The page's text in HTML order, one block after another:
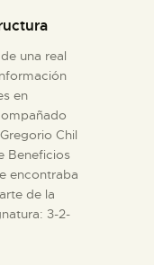
una real
en
Chil
Beneficios
encontraba
de la
3-2-